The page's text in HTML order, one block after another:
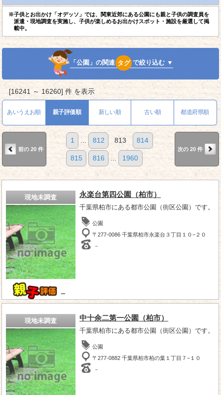
※子供とお出かけ「オデッソ」では、関東近郊にある公園にも親と子供の調査員を
派遣・現地調査を実施し、子供が楽しめるお出かけスポット・施設を厳選して掲
載中。
「公園」の関連 タグ で絞り込む ▼
[16241 ～ 16260] 件 を表示
あいうえお順 親子評価順 新しい順 古い順 都道府県順
前の 20 件
1 ... 812 813 814
815 816 ... 1960
次の 20 件
現地未調査
－
永楽台第四公園（柏市）
千葉県柏市にある都市公園（街区公園）です。
公園
〒277-0086 千葉県柏市永楽台３丁目１０−２０
－
現地未調査 中十余二第一公園（柏市）
千葉県柏市にある都市公園（街区公園）です。
公園
〒277-0882 千葉県柏市柏の葉１丁目７−１０
－